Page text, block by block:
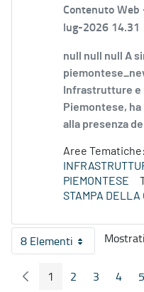
Contenuto Web
lug-2026 14.31
null null null A
Infrastrutture e
Piemontese,
alla presenza
Aree Tematiche:
PIEMONTESE
STAMPA DELLA
8 ElementiPer pagina
Pagina Precedente
Pagina
1 Pagina
2 Pagina
3 4 5